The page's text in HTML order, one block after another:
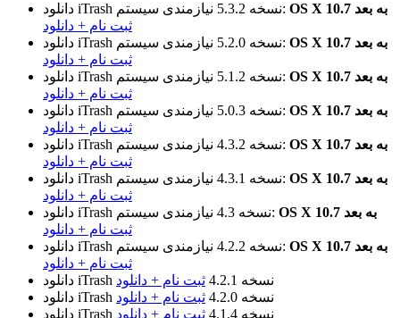
دانلود iTrash نسخه 5.3.2نیازمندی سیستم:
OS X 10.7 به بعد
ثبت نام + دانلود
دانلود iTrash
نسخه 5.2.0نیازمندی سیستم:
OS X 10.7 به بعد
ثبت نام + دانلود
دانلود iTrash
نسخه 5.1.2نیازمندی سیستم:
OS X 10.7 به بعد
ثبت نام + دانلود
دانلود iTrash
نسخه 5.0.3نیازمندی سیستم:
OS X 10.7 به بعد
ثبت نام + دانلود
دانلود iTrash
نسخه 4.3.2نیازمندی سیستم:
OS X 10.7 به بعد
ثبت نام + دانلود
دانلود iTrash
نسخه 4.3.1نیازمندی سیستم:
OS X 10.7 به بعد
ثبت نام + دانلود
دانلود iTrash
نسخه 4.3نیازمندی سیستم:
OS X 10.7 به بعد
ثبت نام + دانلود
دانلود iTrash
نسخه 4.2.2نیازمندی سیستم:
OS X 10.7 به بعد
ثبت نام + دانلود
دانلود iTrash
نسخه 4.2.1
ثبت نام + دانلود
دانلود iTrash
نسخه 4.2.0
ثبت نام + دانلود
دانلود iTrash
نسخه 4.1.4
ثبت نام + دانلود